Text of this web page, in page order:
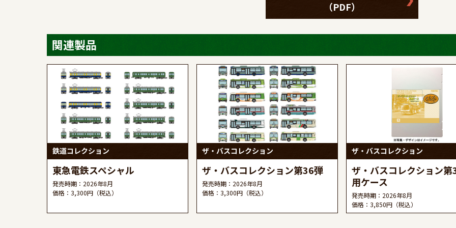
（PDF）
関連製品
鉄道コレクション
東急電鉄スペシャル
発売時期：2026年8月
価格：3,300円（税込）
ザ・バスコレクション
ザ・バスコレクション第36弾
発売時期：2026年8月
価格：3,300円（税込）
ザ・バスコレクション
ザ・バスコレクション
用ケース
発売時期：2026年8月
価格：3,850円（税込）